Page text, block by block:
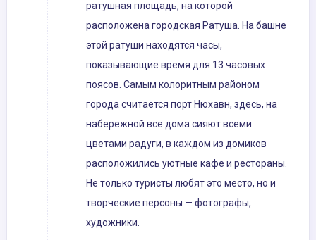
ратушная площадь, на которой
расположена городская Ратуша. На башне
этой ратуши находятся часы,
показывающие время для 13 часовых
поясов. Самым колоритным районом
города считается порт Нюхавн, здесь, на
набережной все дома сияют всеми
цветами радуги, в каждом из домиков
расположились уютные кафе и рестораны.
Не только туристы любят это место, но и
творческие персоны — фотографы,
художники.